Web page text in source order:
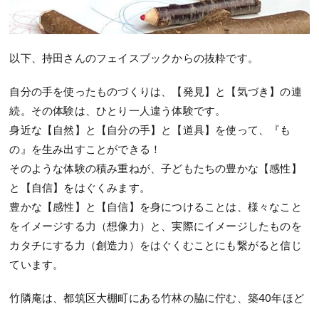
以下、持田さんのフェイスブックからの抜粋です。
自分の手を使ったものづくりは、【発見】と【気づき】の連
続。その体験は、ひとり一人違う体験です。
身近な【自然】と【自分の手】と【道具】を使って、『も
の』を生み出すことができる！
そのような体験の積み重ねが、子どもたちの豊かな【感性】
と【自信】をはぐくみます。
豊かな【感性】と【自信】を身につけることは、様々なこと
をイメージする力（想像力）と、実際にイメージしたものを
カタチにする力（創造力）をはぐくむことにも繋がると信じ
ています。
竹隣庵は、都筑区大棚町にある竹林の脇に佇む、築40年ほど